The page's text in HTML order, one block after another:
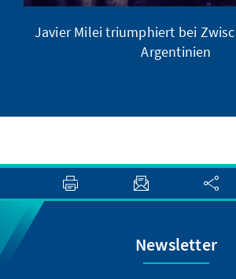
Javier Milei triumphiert bei
Argentinien
Newsletter